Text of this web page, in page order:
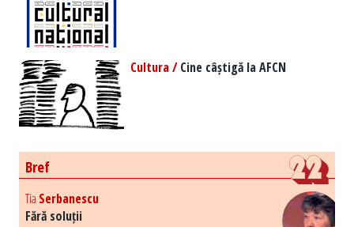
Cultura /Cine câștigă la AFCN
Bref
Tia Serbanescu
Fără soluții